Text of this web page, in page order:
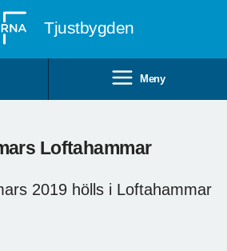
Tjustbygden
Meny
Loftahammar
2019 hölls i Loftahammar